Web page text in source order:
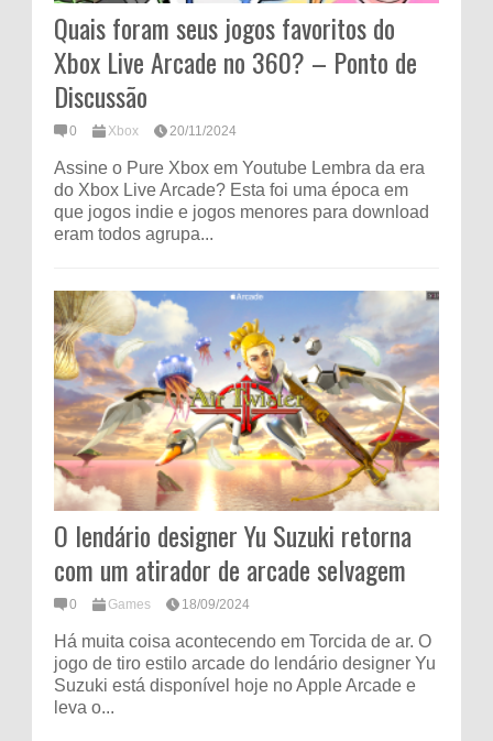
Quais foram seus jogos favoritos do
Xbox Live Arcade no 360? – Ponto de
Discussão
0 Xbox 20/11/2024
Assine o Pure Xbox em Youtube Lembra da era
do Xbox Live Arcade? Esta foi uma época em
que jogos indie e jogos menores para download
eram todos agrupa...
O lendário designer Yu Suzuki retorna
com um atirador de arcade selvagem
0 Games 18/09/2024
Há muita coisa acontecendo em Torcida de ar. O
jogo de tiro estilo arcade do lendário designer Yu
Suzuki está disponível hoje no Apple Arcade e
leva o...